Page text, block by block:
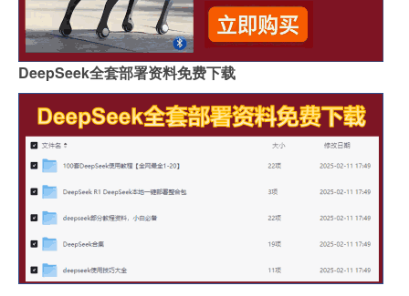
DeepSeek全套部署资料免费下载